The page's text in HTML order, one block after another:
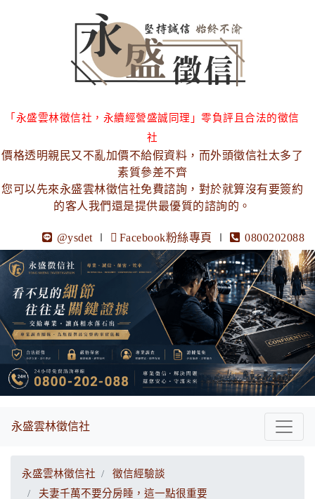
「永盛雲林徵信社，永續經營盛誠同理」零負評且合法的徵信
社
價格透明親民又不亂加價不給假資料，而外頭徵信社太多了
素質參差不齊
您可以先來永盛雲林徵信社免費諮詢，對於就算沒有要簽約
的客人我們還是提供最優質的諮詢的。
@ysdet ∣ Facebook粉絲專頁 ∣ 0800202088
永盛雲林徵信社
永盛雲林徵信社
徵信經驗談
夫妻千萬不要分房睡，這一點很重要